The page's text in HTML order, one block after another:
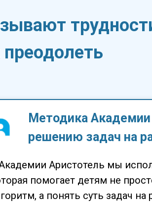
Методика
решению задач на
Аристотель мы
помогает детям не
а понять суть задач на